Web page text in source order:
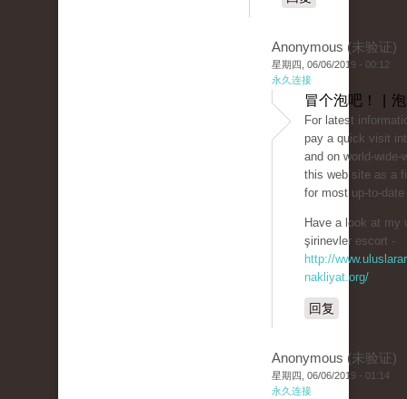
Anonymous (未验证)
星期四, 06/06/2019 - 00:12
永久连接
冒个泡吧！ |
For latest
pay a quick visit
and on world-wide-
this web site as a
for most up-to-
Have a look at my
şirinevler escort -
http://
nakliyat.org/
回复
Anonymous (未验证)
星期四, 06/06/2019 - 01:14
永久连接